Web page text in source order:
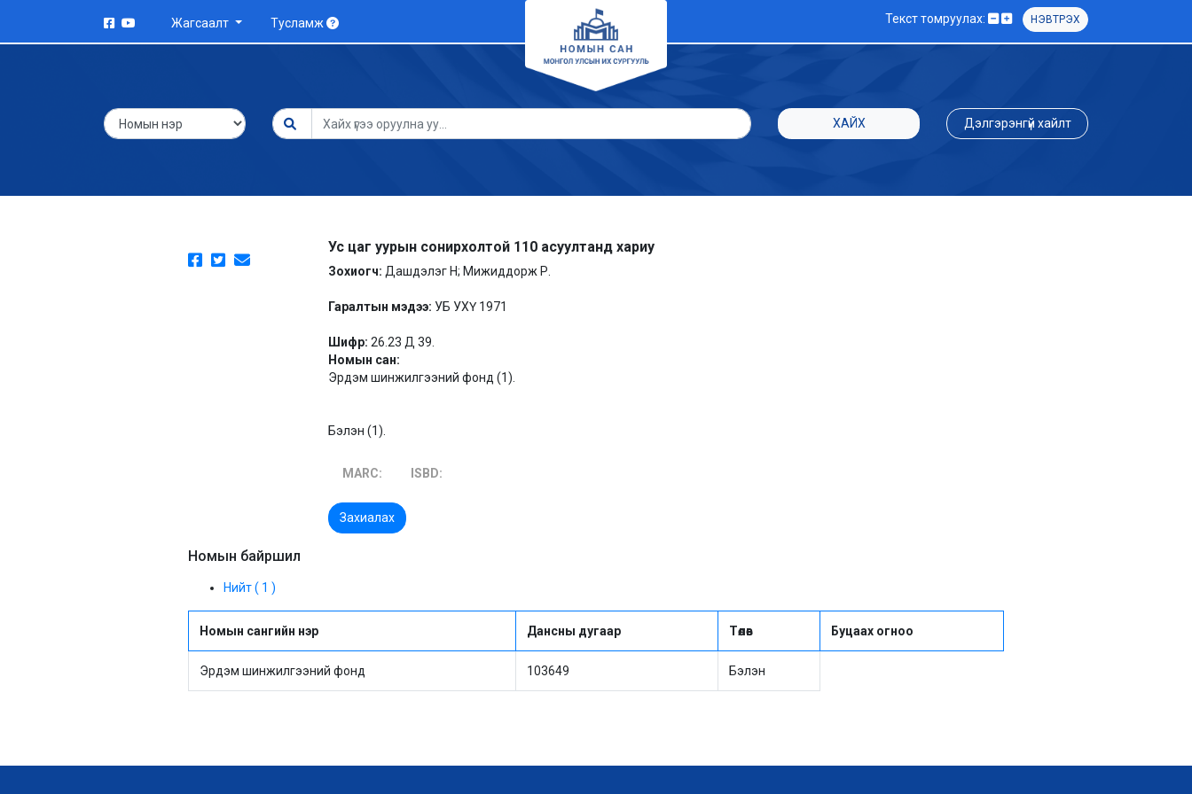
Жагсаалт Тусламж Текст томруулах: НЭВТРЭХ
ХАЙХ Дэлгэрэнгүй хайлт
Ус цаг уурын сонирхолтой 110 асуултанд хариу
Зохиогч: Дашдэлэг Н; Мижиддорж Р.
Гаралтын мэдээ: УБ УХҮ 1971
Шифр:26.23 Д 39.
Номын сан:
Эрдэм шинжилгээний фонд (1).
Бэлэн (1).
MARC: ISBD:
Захиалах
Номын байршил
Нийт ( 1 )
Номын сангийн нэр Дансны дугаар Төлөв Буцаах огноо
Эрдэм шинжилгээний фонд 103649 Бэлэн